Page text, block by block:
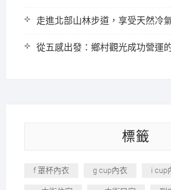
走進北部山林步道，享受天然冷
從五感出發：鄉村觀光成功營運
標籤
f 罩杯內衣 g cup內衣 i cup